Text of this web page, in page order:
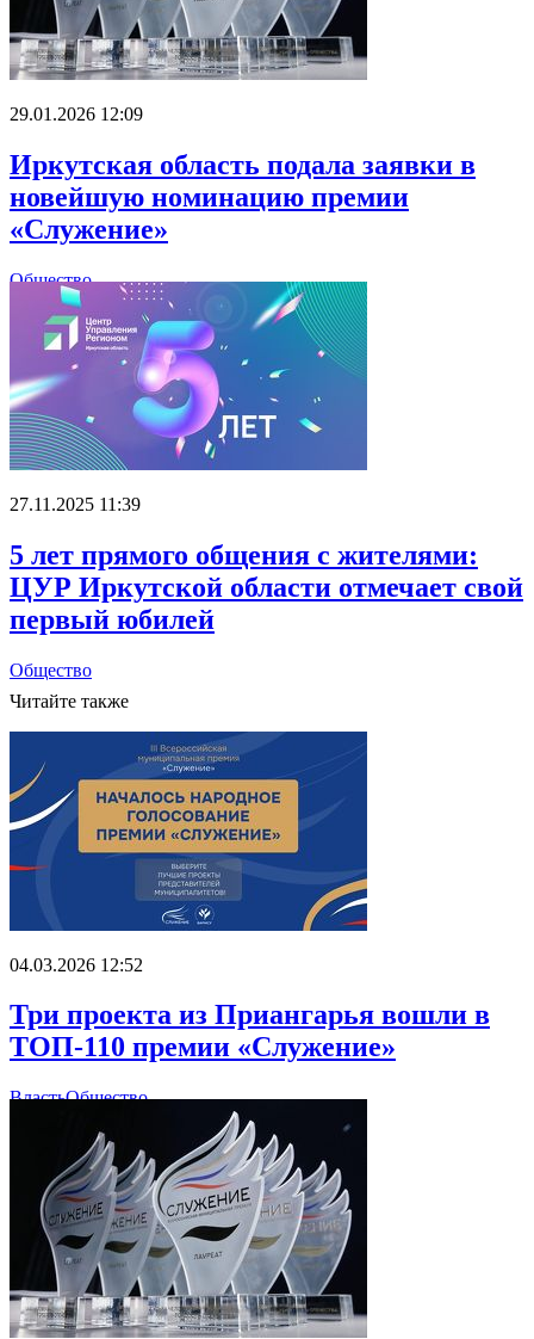
29.01.2026 12:09
Иркутская область подала заявки в
новейшую номинацию премии
«Служение»
Общество
27.11.2025 11:39
5 лет прямого общения с жителями:
ЦУР Иркутской области отмечает свой
первый юбилей
Общество
Читайте также
04.03.2026 12:52
Три проекта из Приангарья вошли в
ТОП-110 премии «Служение»
ВластьОбщество